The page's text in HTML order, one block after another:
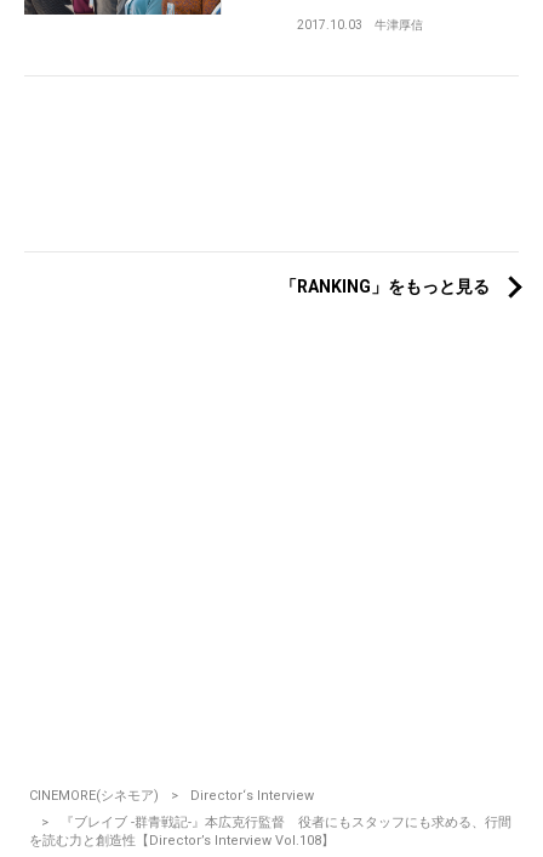
2017.10.03 牛津厚信
「RANKING」をもっと見る
CINEMORE(シネモア)
Director‘s Interview
『ブレイブ -群青戦記-』本広克行監督 役者にもスタッフにも求める、行間
を読む力と創造性【Director’s Interview Vol.108】